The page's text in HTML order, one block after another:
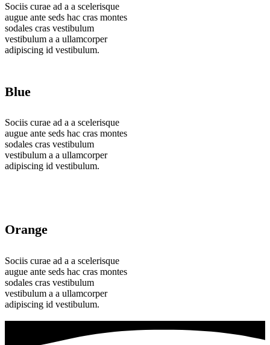
Sociis curae ad a a scelerisque
augue ante seds hac cras montes
sodales cras vestibulum
vestibulum a a ullamcorper
adipiscing id vestibulum.
Blue
Sociis curae ad a a scelerisque
augue ante seds hac cras montes
sodales cras vestibulum
vestibulum a a ullamcorper
adipiscing id vestibulum.
Orange
Sociis curae ad a a scelerisque
augue ante seds hac cras montes
sodales cras vestibulum
vestibulum a a ullamcorper
adipiscing id vestibulum.